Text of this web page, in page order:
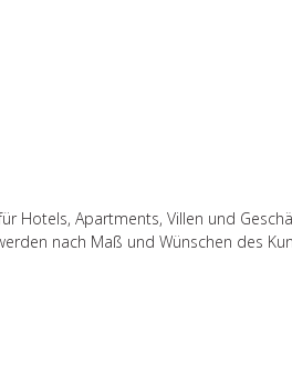
Hotels, Apartments, Villen und
nach Maß und Wünschen des